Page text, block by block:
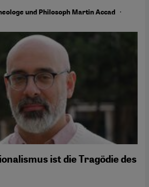
und Philosoph Martin Accad ·
ist die Tragödie des